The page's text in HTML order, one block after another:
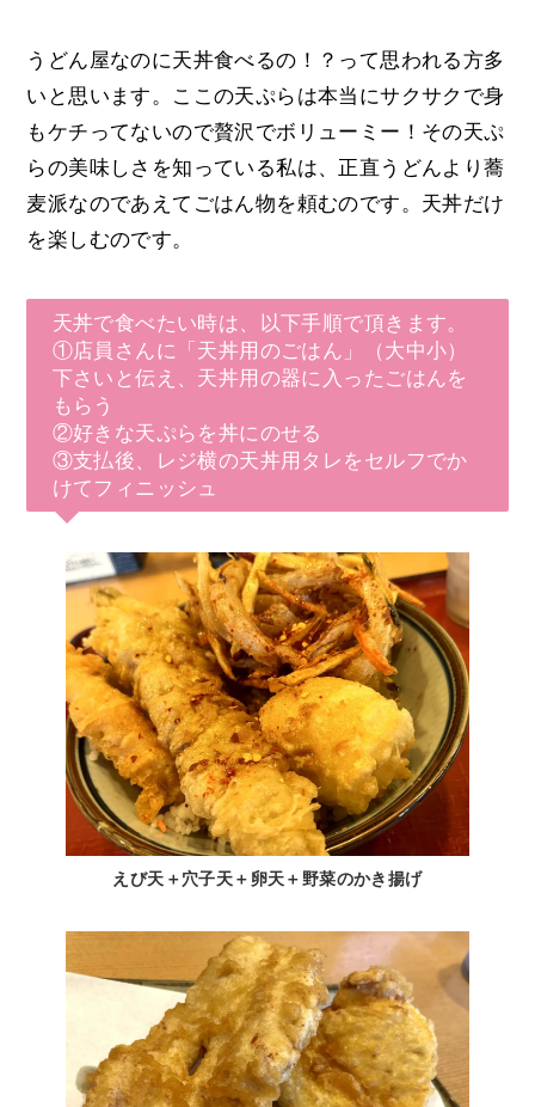
うどん屋なのに天丼食べるの！？って思われる方多
いと思います。ここの天ぷらは本当にサクサクで身
もケチってないので贅沢でボリューミー！その天ぷ
らの美味しさを知っている私は、正直うどんより蕎
麦派なのであえてごはん物を頼むのです。天丼だけ
を楽しむのです。
天丼で食べたい時は、以下手順で頂きます。
①店員さんに「天丼用のごはん」（大中小）
下さいと伝え、天丼用の器に入ったごはんを
もらう
②好きな天ぷらを丼にのせる
③支払後、レジ横の天丼用タレをセルフでか
けてフィニッシュ
えび天＋穴子天＋卵天＋野菜のかき揚げ